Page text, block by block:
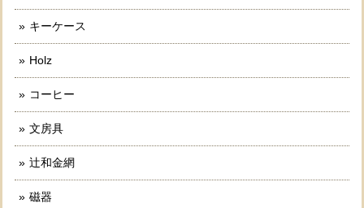
キーケース
Holz
コーヒー
文房具
辻和金網
磁器